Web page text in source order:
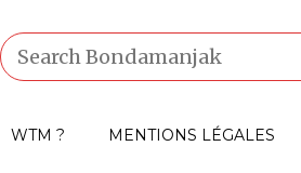
WTM ? MENTIONS LÉGALES